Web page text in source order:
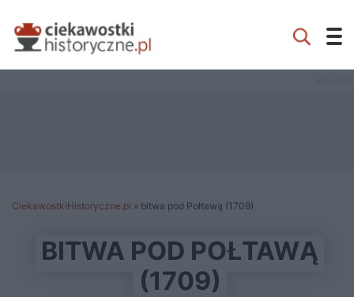
CiekawostkiHistoryczne.pl » bitwa pod Połtawą (1709)
BITWA POD POŁTAWĄ
(1709)